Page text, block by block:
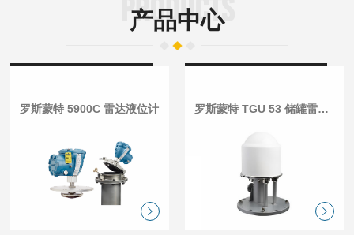
PRODUCTS
产品中心
罗斯蒙特 5900C 雷达液位计 罗斯蒙特 TGU 53 储罐雷达液位计，用于 LNG